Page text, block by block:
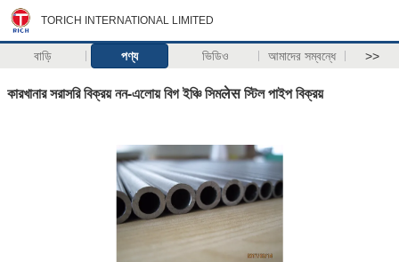
TORICH INTERNATIONAL LIMITED
বাড়ি পণ্য ভিডিও আমাদের সম্বন্ধে >>
কারখানার সরাসরি বিক্রয় নন-এলোয় বিগ ইঞ্চি সিমलेस স্টিল পাইপ বিক্রয়